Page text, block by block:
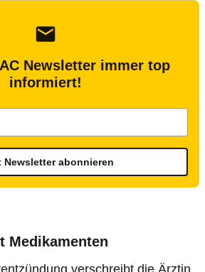
Newsletter immer top
informiert!
Newsletter abonnieren
Medikamenten
verschreibt die Ärztin